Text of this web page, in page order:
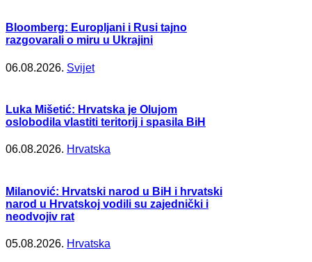
Bloomberg: Europljani i Rusi tajno
razgovarali o miru u Ukrajini
06.08.2026. Svijet
Luka Mišetić: Hrvatska je Olujom
oslobodila vlastiti teritorij i spasila BiH
06.08.2026. Hrvatska
Milanović: Hrvatski narod u BiH i hrvatski
narod u Hrvatskoj vodili su zajednički i
neodvojiv rat
05.08.2026. Hrvatska